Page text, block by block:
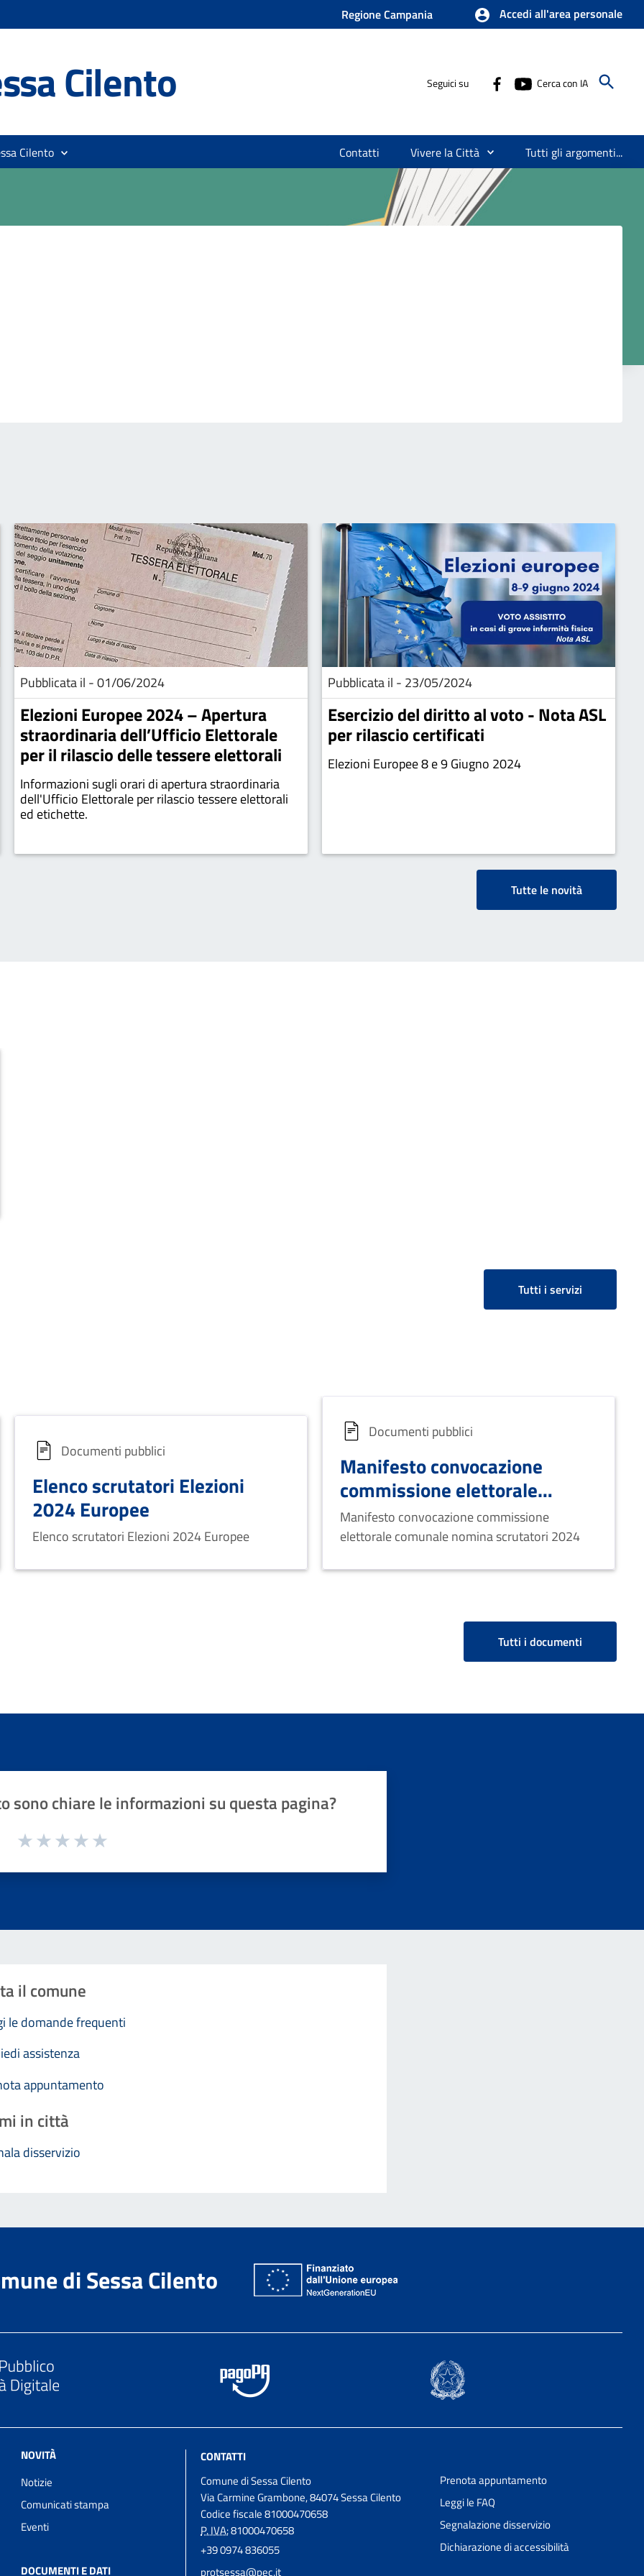
Regione Campania Accedi all'area personale
Cilento Seguici su Cerca con IA
Cilento Contatti Vivere la Città Tutti gli argomenti...
Pubblicata il - 01/06/2024
Elezioni Europee 2024 – Apertura
straordinaria dell’Ufficio Elettorale
per il rilascio delle tessere elettorali
Informazioni sugli orari di apertura straordinaria
dell'Ufficio Elettorale per rilascio tessere elettorali
ed etichette.
Pubblicata il - 23/05/2024
Esercizio del diritto al voto - Nota ASL
per rilascio certificati
Elezioni Europee 8 e 9 Giugno 2024
Tutte le novità
Tutti i servizi
Documenti pubblici
Elenco scrutatori Elezioni
2024 Europee
Elenco scrutatori Elezioni 2024 Europee
Documenti pubblici
Manifesto convocazione
commissione elettorale
comunale nomina scrutatori
Manifesto convocazione commissione
elettorale comunale nomina scrutatori 2024
Tutti i documenti
sono chiare le informazioni su questa pagina?
1 a 5 stelle la pagina
il comune
le domande frequenti
assistenza
appuntamento
in città
disservizio
di Sessa Cilento
NOVITÀ
Notizie
Comunicati stampa
Eventi
DOCUMENTI E DATI
CONTATTI
Comune di Sessa Cilento
Via Carmine Grambone, 84074 Sessa Cilento
Codice fiscale 81000470658
P. IVA:81000470658
+39 0974 836055
protsessa@pec.it
Prenota appuntamento
Leggi le FAQ
Segnalazione disservizio
Dichiarazione di accessibilità